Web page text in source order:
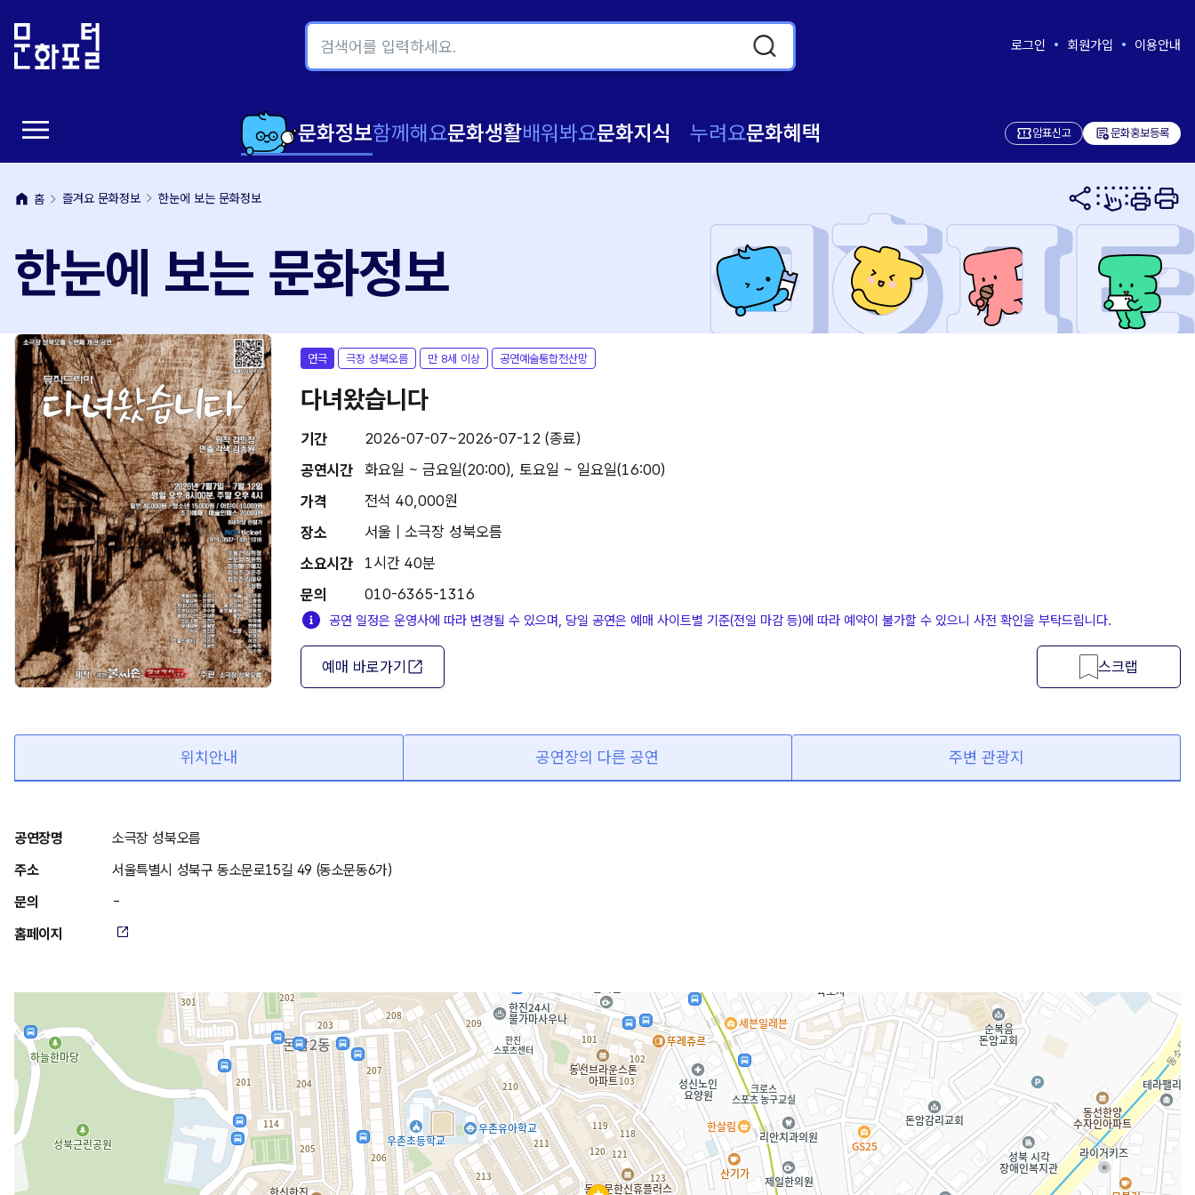
문
내
메
뉴
로그인 회원가입 이용안내
메
기
menu 문화정보함께해요문화생활배워봐요문화지식 누려요문화혜택 암표신고 add_notes문화홍보등록
home 홈 즐겨요 문화정보 한눈에 보는 문화정보
한눈에 보는 문화정보
연극 극장 성북오름 만 8세 이상 공연예술통합전산망
다녀왔습니다
기간
2026-07-07~2026-07-12 (종료)
공연시간
화요일 ~ 금요일(20:00), 토요일 ~ 일요일(16:00)
가격
전석 40,000원
장소
서울 | 소극장 성북오름
소요시간
1시간 40분
문의
010-6365-1316
공연 일정은 운영사에 따라 변경될 수 있으며, 당일 공연은 예매 사이트별 기준(전일 마감 등)에 따라 예약이 불가할 수 있으니 사전 확인을 부탁드립니다.
예매 바로가기 스크랩
위치안내 공연장의 다른 공연 주변 관광지
위
치
안
내
공연장명
소극장 성북오름
주소
서울특별시 성북구 동소문로15길 49 (동소문동6가)
문의
-
홈페이지